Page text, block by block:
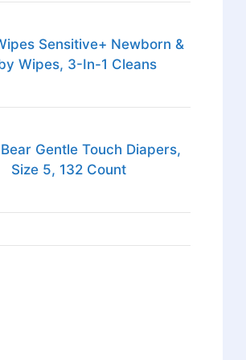
Sensitive+ Newborn &
Wipes, 3-In-1 Cleans
Gentle Touch Diapers,
Size 5, 132 Count